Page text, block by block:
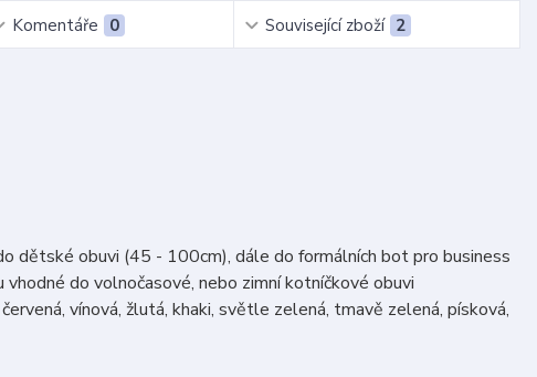
Komentáře 0 Související zboží 2
dětské obuvi (45 - 100cm), dále do formálních bot pro business
do volnočasové, nebo zimní kotníčkové obuvi
vínová, žlutá, khaki, světle zelená, tmavě zelená, písková,